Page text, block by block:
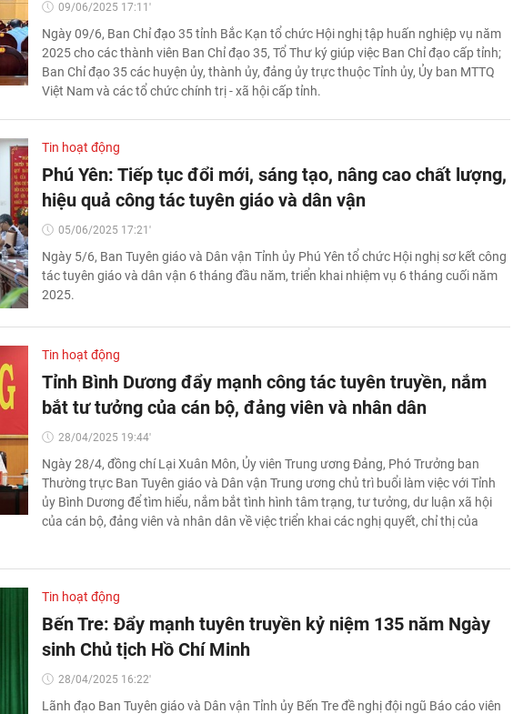
09/06/2025 17:11'
Ngày 09/6, Ban Chỉ đạo 35 tỉnh Bắc Kạn tổ chức Hội nghị tập huấn nghiệp vụ năm
2025 cho các thành viên Ban Chỉ đạo 35, Tổ Thư ký giúp việc Ban Chỉ đạo cấp tỉnh;
Ban Chỉ đạo 35 các huyện ủy, thành ủy, đảng ủy trực thuộc Tỉnh ủy, Ủy ban MTTQ
Việt Nam và các tổ chức chính trị - xã hội cấp tỉnh.
Tin hoạt động
Phú Yên: Tiếp tục đổi mới, sáng tạo, nâng cao chất lượng,
hiệu quả công tác tuyên giáo và dân vận
05/06/2025 17:21'
Ngày 5/6, Ban Tuyên giáo và Dân vận Tỉnh ủy Phú Yên tổ chức Hội nghị sơ kết công
tác tuyên giáo và dân vận 6 tháng đầu năm, triển khai nhiệm vụ 6 tháng cuối năm
2025.
Tin hoạt động
Tỉnh Bình Dương đẩy mạnh công tác tuyên truyền, nắm
bắt tư tưởng của cán bộ, đảng viên và nhân dân
28/04/2025 19:44'
Ngày 28/4, đồng chí Lại Xuân Môn, Ủy viên Trung ương Đảng, Phó Trưởng ban
Thường trực Ban Tuyên giáo và Dân vận Trung ương chủ trì buổi làm việc với Tỉnh
ủy Bình Dương để tìm hiểu, nắm bắt tình hình tâm trạng, tư tưởng, dư luận xã hội
của cán bộ, đảng viên và nhân dân về việc triển khai các nghị quyết, chỉ thị của
Tin hoạt động
Bến Tre: Đẩy mạnh tuyên truyền kỷ niệm 135 năm Ngày
sinh Chủ tịch Hồ Chí Minh
28/04/2025 16:22'
Lãnh đạo Ban Tuyên giáo và Dân vận Tỉnh ủy Bến Tre đề nghị đội ngũ Báo cáo viên